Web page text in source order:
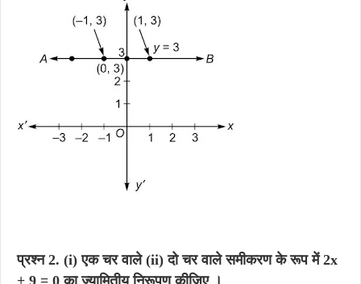
प्रश्न 2. (i) एक चर वाले (ii) दो चर वाले समीकरण के रूप में 2x
+ 9 = 0 का ज्यामितीय निरूपण कीजिए ।